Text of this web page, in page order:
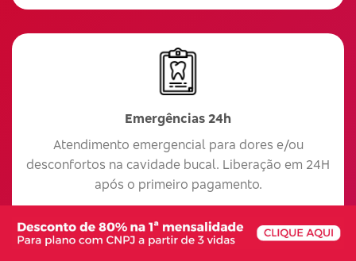
Emergências 24h
Atendimento emergencial para dores e/ou
desconfortos na cavidade bucal. Liberação em 24H
após o primeiro pagamento.